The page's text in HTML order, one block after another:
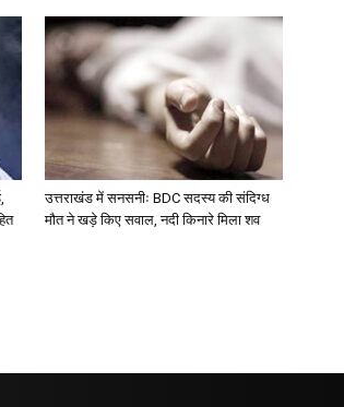
उत्तराखंड में सनसनीः BDC सदस्य की संदिग्ध
मौत ने खड़े किए सवाल, नदी किनारे मिला शव